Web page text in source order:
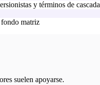
y términos de cascada
matriz
suelen apoyarse.